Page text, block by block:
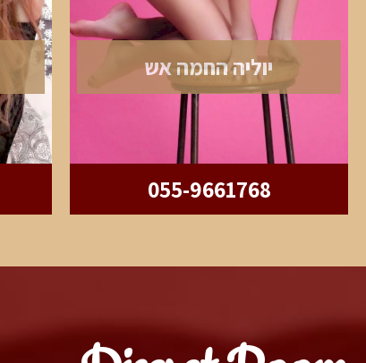
יוליה החמה אש
055-9661768